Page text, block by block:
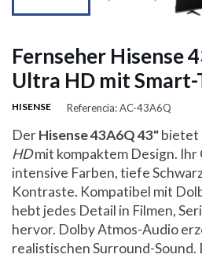
Fernseher Hisense
Ultra HD mit
HISENSE Referencia: AC-43A6Q
DerHisense 43A6Q 43"bietet
HDmit kompaktem Design. Ihr
intensive Farben, tiefe
Kontraste. Kompatibel mit
hebt jedes Detail in Filmen,
hervor. Dolby Atmos-Audio
realistischen Surround-Sound.